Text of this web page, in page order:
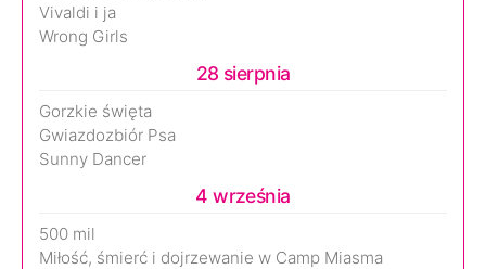
Vivaldi i ja
Wrong Girls
28 sierpnia
Gorzkie święta
Gwiazdozbiór Psa
Sunny Dancer
4 września
500 mil
Miłość, śmierć i dojrzewanie w Camp Miasma